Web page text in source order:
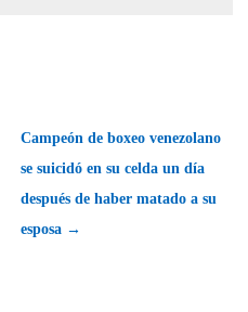
Campeón de boxeo venezolano
se suicidó en su celda un día
después de haber matado a su
esposa →